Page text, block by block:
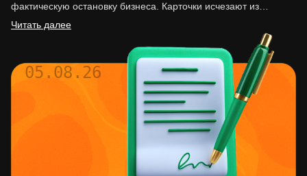
фактическую остановку бизнеса. Карточки исчезают из
выдачи, реклама перестаёт работать,…
Читать далее
05.08.26